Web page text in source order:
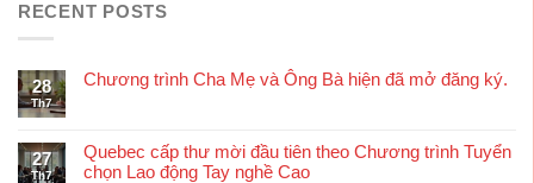
RECENT POSTS
28
Th7
Chương trình Cha Mẹ và Ông Bà hiện đã mở đăng ký.
27
Th7
Quebec cấp thư mời đầu tiên theo Chương trình Tuyển
chọn Lao động Tay nghề Cao